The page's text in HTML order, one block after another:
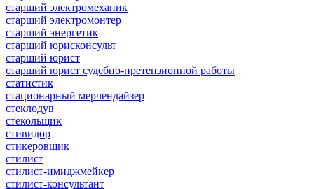
старший электромеханик
старший электромонтер
старший энергетик
старший юрисконсульт
старший юрист
старший юрист судебно-претензионной работы
статистик
стационарный мерчендайзер
стеклодув
стекольщик
стивидор
стикеровщик
стилист
стилист-имиджмейкер
стилист-консультант